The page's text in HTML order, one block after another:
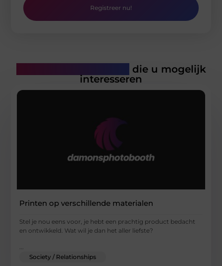
Registreer nu!
die u mogelijk
interesseren
Printen op verschillende materialen
Stel je nou eens voor, je hebt een prachtig product bedacht
en ontwikkeld. Wat wil je dan het aller liefste?
Society / Relationships